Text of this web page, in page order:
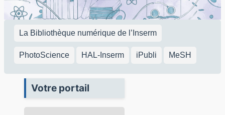
La Bibliothèque numérique de l’Inserm
PhotoScience HAL-Inserm iPubli MeSH
Votre portail